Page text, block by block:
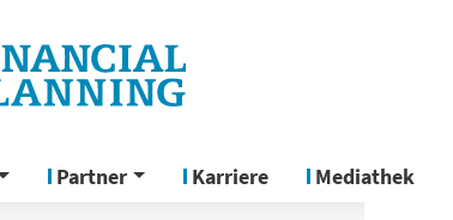
Partner Karriere Mediathek